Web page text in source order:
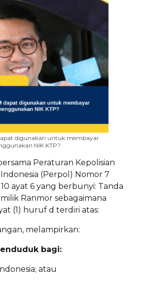
digunakan untuk membayar
NIK KTP?
Peraturan Kepolisian
(Perpol) Nomor 7
ayat 6 yang berbunyi: Tanda
Ranmor sebagaimana
(1) huruf d terdiri atas:
melampirkan:
bagi:
atau